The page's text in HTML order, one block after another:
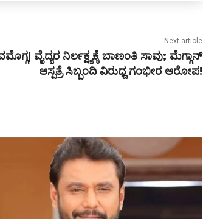
Next article
ವೈದ್ಯರ ನಿರ್ಲಕ್ಷ್ಯಕ್ಕೆ ಬಾಣಂತಿ ಸಾವು; ಮೆಗ್ಗಾನ್
ಆಸ್ಪತ್ರೆ ಸಿಬ್ಬಂದಿ ವಿರುಧ್ದ ಗಂಭೀರ ಆರೋಪ!